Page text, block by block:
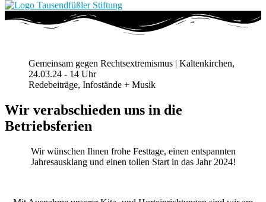
Gemeinsam gegen Rechtsextremismus | Kaltenkirchen,
24.03.24 - 14 Uhr
Redebeiträge, Infostände + Musik
Wir verabschieden uns in die
Betriebsferien
Wir wünschen Ihnen frohe Festtage, einen entspannten
Jahresausklang und einen tollen Start in das Jahr 2024!